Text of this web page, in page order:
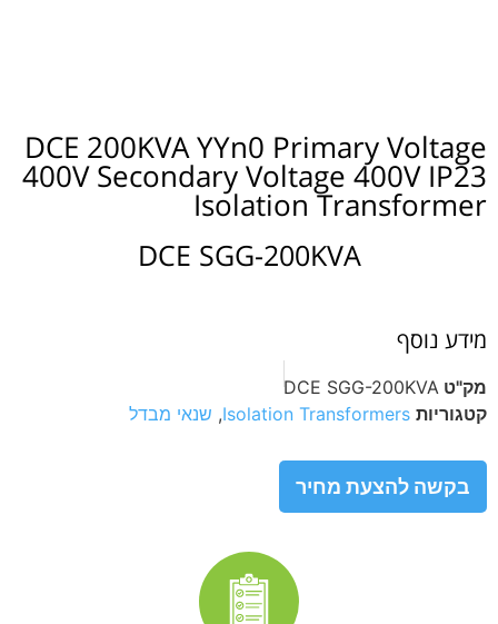
DCE 200KVA YYn0 Primary Voltage
400V Secondary Voltage 400V IP23
Isolation Transformer
DCE SGG-200KVA
מידע נוסף
מק"ט DCE SGG-200KVA
קטגוריות Isolation Transformers
, שנאי מבדל
בקשה להצעת מחיר